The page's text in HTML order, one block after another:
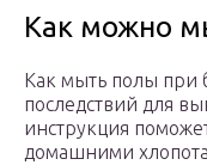
Как можно
Как мыть полы при
последствий для
инструкция
домашними